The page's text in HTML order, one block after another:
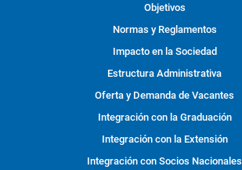
Objetivos
Normas y Reglamentos
Impacto en la Sociedad
Estructura Administrativa
Oferta y Demanda de Vacantes
Integración con la Graduación
Integración con la Extensión
Integración con Socios Nacionales